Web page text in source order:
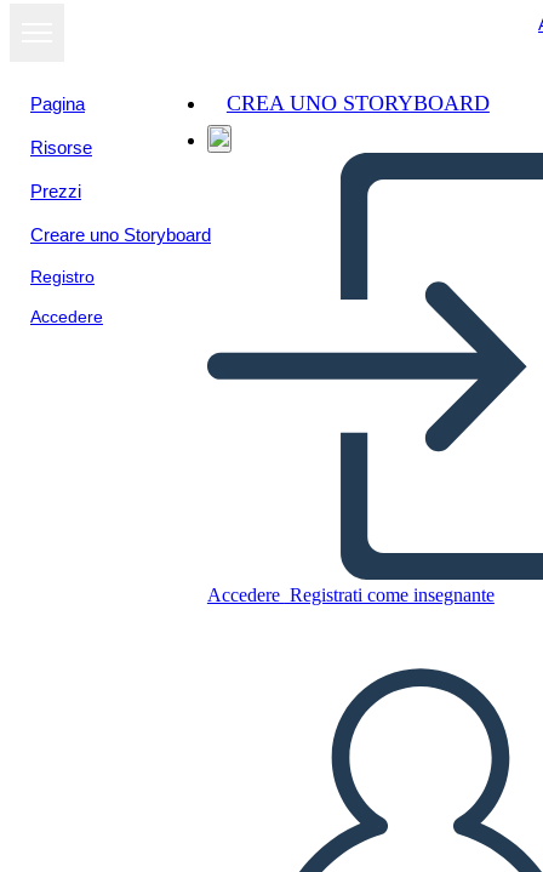
Pagina
Risorse
Prezzi
Creare uno Storyboard
Registro
Accedere
CREA UNO STORYBOARD
Accedere Registrati come insegnante
della seconda guerra
Copia questo Storyboard
CREARE UNO STORYBOARD
Visualizza
come